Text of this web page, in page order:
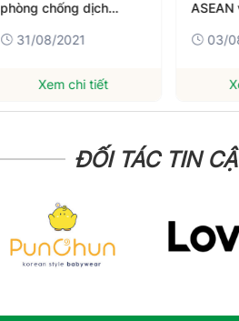
phòng chống dịch
31/7/2021
31/08/2021
Xem chi tiết
03/
ĐỐI TÁC TIN